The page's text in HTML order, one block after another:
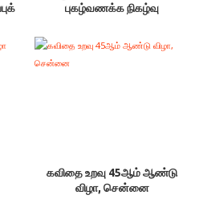
புகழ்வணக்க நிகழ்வு
கவிதை உறவு 45ஆம் ஆண்டு
விழா, சென்னை